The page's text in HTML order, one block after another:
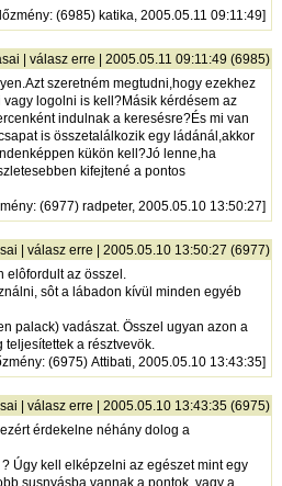
: (6985) katika, 2005.05.11 09:11:49]
válasz erre | 2005.05.11 09:11:49 (6985)
szeretném megtudni,hogy ezekhez
logolni is kell?Másik kérdésem az
indulnak a keresésre?És mi van
is összetalálkozik egy ládánál,akkor
kükön kell?Jó lenne,ha
kifejtené a pontos
: (6977) radpeter, 2005.05.10 13:50:27]
válasz erre | 2005.05.10 13:50:27 (6977)
elôfordult az összel.
sôt a lábadon kívül minden egyéb
palack) vadászat. Összel ugyan azon a
teljesítettek a résztvevök.
: (6975) Attibati, 2005.05.10 13:43:35]
válasz erre | 2005.05.10 13:43:35 (6975)
érdekelne néhány dolog a
Úgy kell elképzelni az egészet mint egy
susnyásba vannak a pontok, vagy a